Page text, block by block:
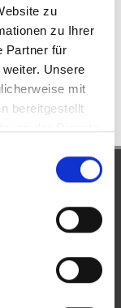
zu
zu Ihrer
Partner für
Unsere
mit
bereitgestellt